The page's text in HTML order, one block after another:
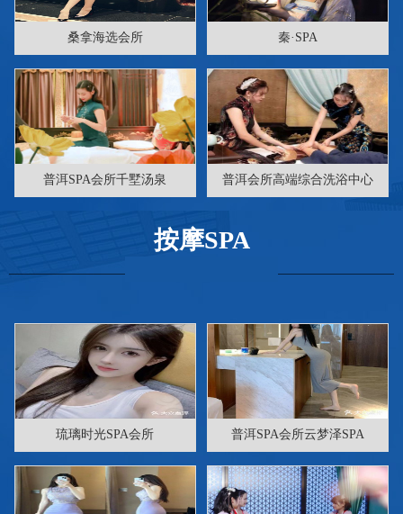
桑拿海选会所 秦·SPA
普洱SPA会所千墅汤泉 普洱会所高端综合洗浴中心
按摩SPA
琉璃时光SPA会所 普洱SPA会所云梦泽SPA